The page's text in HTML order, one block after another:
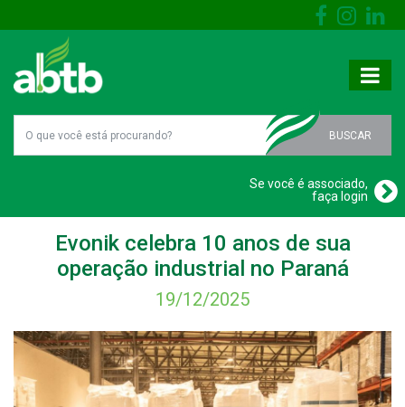
BUSCAR
Se você é associado,
faça login
Evonik celebra 10 anos de sua
operação industrial no Paraná
19/12/2025